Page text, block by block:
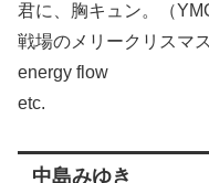
君に、胸キュン。（
戦場のメリークリスマス
energy flow
etc.
中島みゆき